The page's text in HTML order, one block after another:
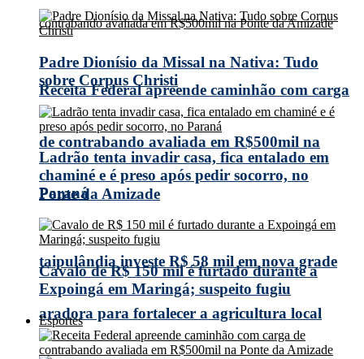
Receita Federal apreende caminhão com carga
de contrabando avaliada em R$500mil na
Ponte da Amizade
taipulândia investe R$ 58 mil em nova grade
aradora para fortalecer a agricultura local
Padre Dionísio da Missal na Nativa: Tudo
sobre Corpus Christi
Ladrão tenta invadir casa, fica entalado em
chaminé e é preso após pedir socorro, no
Paraná
Cavalo de R$ 150 mil é furtado durante a
Expoingá em Maringá; suspeito fugiu
Esportes